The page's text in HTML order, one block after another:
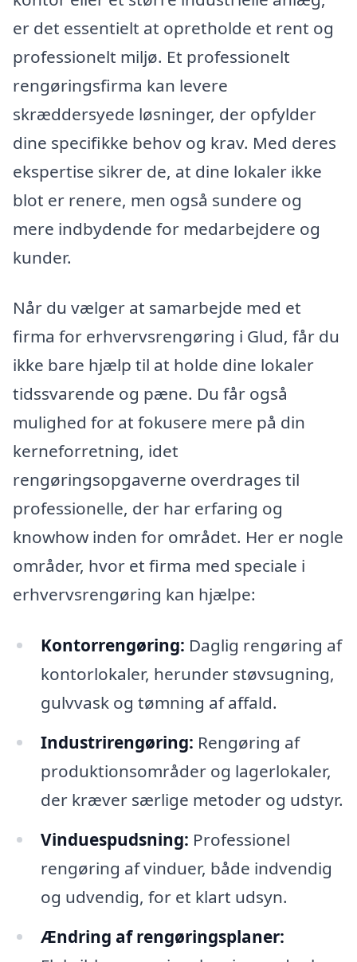
er det essentielt at opretholde et rent og
professionelt miljø. Et professionelt
rengøringsfirma kan levere
skræddersyede løsninger, der opfylder
dine specifikke behov og krav. Med deres
ekspertise sikrer de, at dine lokaler ikke
blot er renere, men også sundere og
mere indbydende for medarbejdere og
kunder.
Når du vælger at samarbejde med et
firma for erhvervsrengøring i Glud, får du
ikke bare hjælp til at holde dine lokaler
tidssvarende og pæne. Du får også
mulighed for at fokusere mere på din
kerneforretning, idet
rengøringsopgaverne overdrages til
professionelle, der har erfaring og
knowhow inden for området. Her er nogle
områder, hvor et firma med speciale i
erhvervsrengøring kan hjælpe:
Kontorrengøring: Daglig rengøring af
kontorlokaler, herunder støvsugning,
gulvvask og tømning af affald.
Industrirengøring: Rengøring af
produktionsområder og lagerlokaler,
der kræver særlige metoder og udstyr.
Vinduespudsning: Professionel
rengøring af vinduer, både indvendig
og udvendig, for et klart udsyn.
Ændring af rengøringsplaner: